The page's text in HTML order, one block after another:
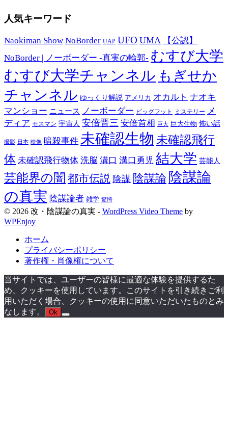
人気キーワード
Naokiman Show NoBorder UAP UFO UMA
【公認】
NoBorder | ノーボーダー -真実の輪郭- むすび大学
むすび大学チャンネル もぎせか
チャンネル ゆっくり解説 アメリカ オカルト ナオキ
マンショー ニュース ノーボーダー ビッグフット ミステリー メ
ディア モスマン 宇宙人 安倍晋三 安倍首相 巨大 巨大生物 怖い話
撮影 日本 映像 暗殺事件 未確認生物 未確認飛行
体 未確認飛行物体 洗脳 溝口 溝口勇児 結大学 芸能人
芸能界の闇 都市伝説 陰謀 陰謀論 陰謀論
の真実 陰謀論者 雑学 驚愕
© 2026 改・陰謀論の真実 - WordPress Video Theme by
WPEnjoy
ホーム
プライバシーポリシー
著作権・肖像権について
当サイトでは、ユーザーの皆様に最適な体験を提供するた
め、クッキーを使用しています。このサイトを引き続きご利
用いただく場合、クッキーの使用に同意いただいたものとみ
なします。
Ok